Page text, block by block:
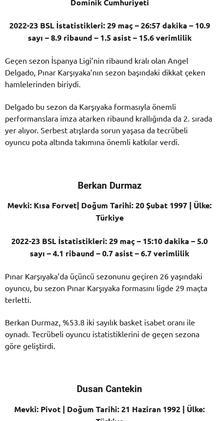
2022-23 BSL İstatistikleri: 29 maç – 26:57 dakika – 10.9
sayı – 8.9 ribaund – 1.5 asist – 15.6 verimlilik
Geçen sezon İspanya Ligi’nin ribaund kralı olan Angel
Delgado, Pınar Karşıyaka’nın sezon başındaki dikkat çeken
hamlelerinden biriydi.
Delgado bu sezon da Karşıyaka formasıyla önemli
performanslara imza atarken ribaund krallığında da 2. sırada
yer alıyor. Serbest atışlarda sorun yaşasa da tecrübeli
oyuncu pota altında takımına önemli katkılar verdi.
Berkan Durmaz
Mevki: Kısa Forvet| Doğum Tarihi: 20 Şubat 1997 | Ülke:
Türkiye
2022-23 BSL İstatistikleri: 29 maç – 15:10 dakika – 5.0
sayı – 4.1 ribaund – 0.7 asist – 6.7 verimlilik
Pınar Karşıyaka’da üçüncü sezonunu geçiren 26 yaşındaki
oyuncu, bu sezon Pınar Karşıyaka formasını ligde 29 maçta
terletti.
Berkan Durmaz, %53.8 iki sayılık basket isabet oranı ile
oynadı. Tecrübeli oyuncu istatistiklerini de geçen sezona
göre geliştirdi.
Dusan Cantekin
Mevki: Pivot | Doğum Tarihi: 21 Haziran 1992 | Ülke: